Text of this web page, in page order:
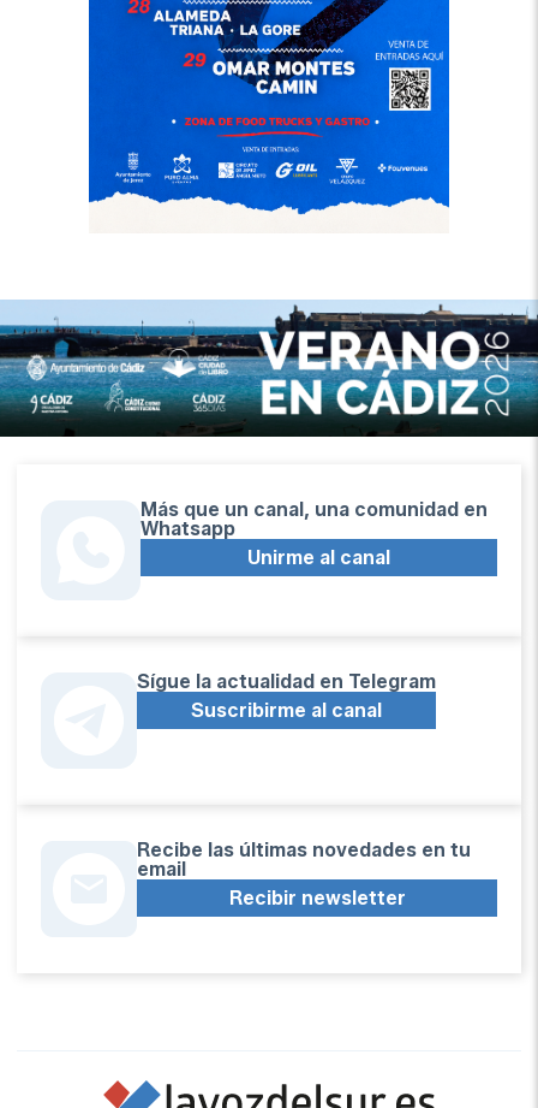
Más que un canal, una comunidad en
Whatsapp
Unirme al canal
Sígue la actualidad en Telegram
Suscribirme al canal
Recibe las últimas novedades en tu
email
Recibir newsletter